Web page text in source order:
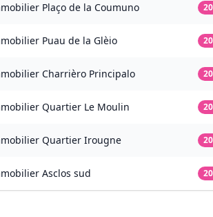
Plaço de la Coumuno
Puau de la Glèio
Charrièro Principalo
Quartier Le Moulin
Quartier Irougne
Asclos sud